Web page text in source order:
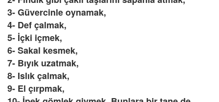
3- Güvercinle oynamak,
4- Def çalmak,
5- İçki içmek,
6- Sakal kesmek,
7- Bıyık uzatmak,
8- Islık çalmak,
9- El çırpmak,